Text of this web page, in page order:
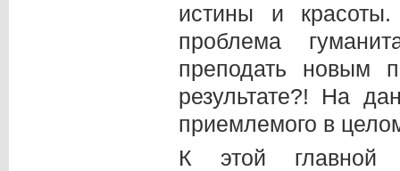
истины и
проблема
преподать новым
результате?! На
приемлемого в
К этой главной